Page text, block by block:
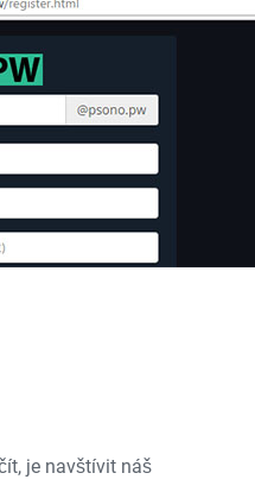
je navštívit náš